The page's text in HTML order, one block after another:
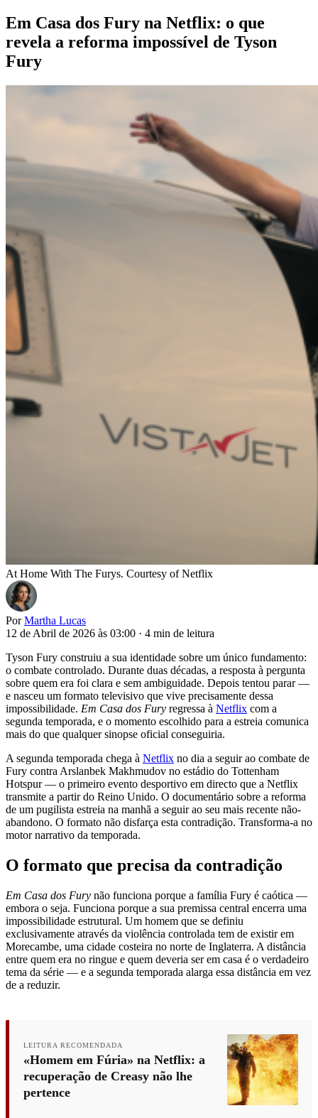
Em Casa dos Fury na Netflix: o que
revela a reforma impossível de Tyson
Fury
At Home With The Furys. Courtesy of Netflix
Por Martha Lucas
12 de Abril de 2026 às 03:00 · 4 min de leitura
Tyson Fury construiu a sua identidade sobre um único fundamento:
o combate controlado. Durante duas décadas, a resposta à pergunta
sobre quem era foi clara e sem ambiguidade. Depois tentou parar —
e nasceu um formato televisivo que vive precisamente dessa
impossibilidade. Em Casa dos Fury regressa à Netflix com a
segunda temporada, e o momento escolhido para a estreia comunica
mais do que qualquer sinopse oficial conseguiria.
A segunda temporada chega à Netflix no dia a seguir ao combate de
Fury contra Arslanbek Makhmudov no estádio do Tottenham
Hotspur — o primeiro evento desportivo em directo que a Netflix
transmite a partir do Reino Unido. O documentário sobre a reforma
de um pugilista estreia na manhã a seguir ao seu mais recente não-
abandono. O formato não disfarça esta contradição. Transforma-a no
motor narrativo da temporada.
O formato que precisa da contradição
Em Casa dos Fury não funciona porque a família Fury é caótica —
embora o seja. Funciona porque a sua premissa central encerra uma
impossibilidade estrutural. Um homem que se definiu
exclusivamente através da violência controlada tem de existir em
Morecambe, uma cidade costeira no norte de Inglaterra. A distância
entre quem era no ringue e quem deveria ser em casa é o verdadeiro
tema da série — e a segunda temporada alarga essa distância em vez
de a reduzir.
LEITURA RECOMENDADA
«Homem em Fúria» na Netflix: a
recuperação de Creasy não lhe
pertence